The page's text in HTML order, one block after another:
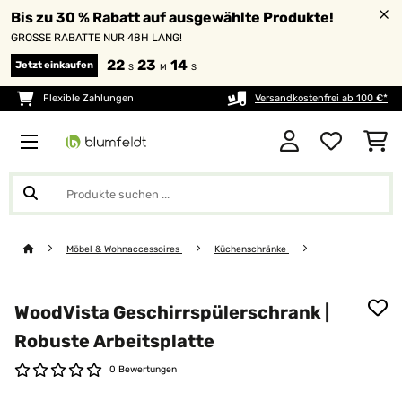
Bis zu 30 % Rabatt auf ausgewählte Produkte!
GROSSE RABATTE NUR 48H LANG!
Jetzt einkaufen 22 S 23 M 13 S
Flexible Zahlungen Versandkostenfrei ab 100 €*
Möbel & Wohnaccessoires Küchenschränke
WoodVista Geschirrspülerschrank |
Robuste Arbeitsplatte
0 Bewertungen